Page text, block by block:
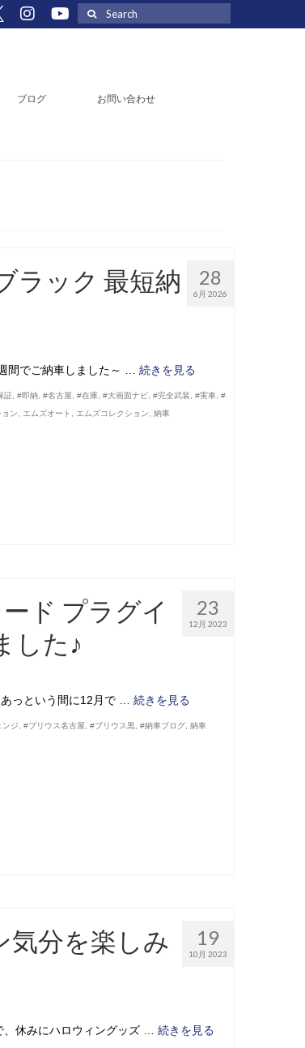
Search
for:
ブログ お問い合わせ
28
6月 2026
ラック 最短納
間でご納車しました～ …続きを見る
証 ,#即納 ,#名古屋 ,#在庫 ,#大画面ナビ ,#完全武装 ,#実車 ,#
ン エムズオート エムズコレクション ,納車
23
12月 2023
ド プラグイ
した♪
っという間に12月で …続きを見る
ンジ ,#プリウス名古屋 ,#プリウス黒 ,#納車ブログ ,納車
19
10月 2023
気分を楽しみ
、休みにハロウィングッズ …続きを見る